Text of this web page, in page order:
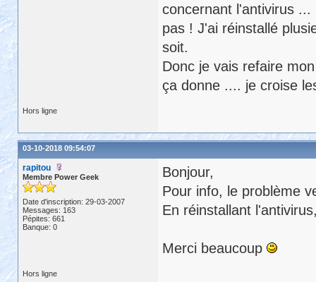
concernant l'antivirus
pas ! J'ai réinstallé
soit.
Donc je vais refaire
ça donne .... je croise
Hors ligne
03-10-2018 09:54:07
rapitou
Membre Power Geek
Date d'inscription: 29-03-2007
Messages: 163
Pépites: 661
Banque: 0
Bonjour,
Pour info, le problème
En réinstallant
Merci beaucoup
Hors ligne